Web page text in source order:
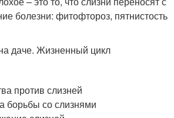
болезни: фитофтороз, пятнистость
против слизней
борьбы со слизнями